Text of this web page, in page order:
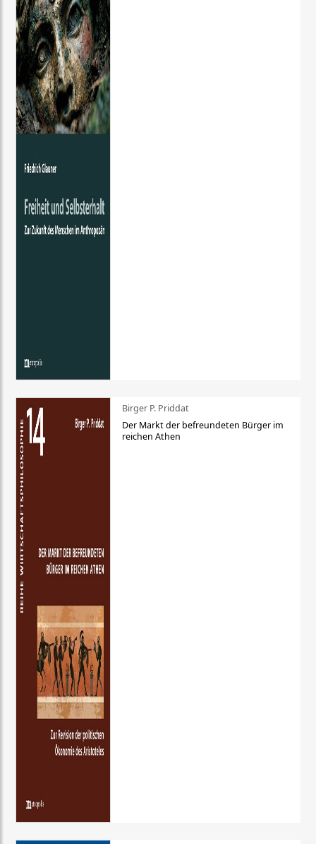
Birger P. Priddat
Der Markt der befreundeten Bürger im
reichen Athen